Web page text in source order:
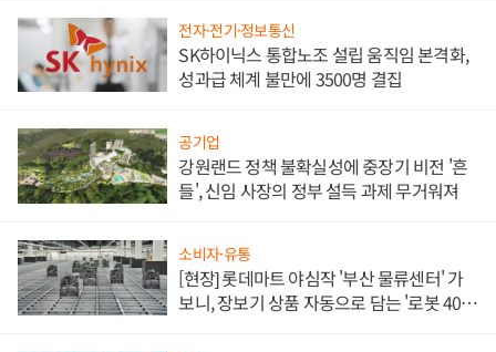
전자·전기·정보통신
SK하이닉스 통합노조 설립 움직임 본격화,
성과급 체계 불만에 3500명 결집
공기업
강원랜드 정책 불확실성에 중장기 비전 '흔
들', 신임 사장의 정부 설득 과제 무거워져
소비자·유통
[현장] 롯데마트 야심작 '부산 물류센터' 가
보니, 장보기 상품 자동으로 담는 '로봇 400